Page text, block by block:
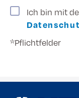
Ich bin mit
*Pflichtfelder